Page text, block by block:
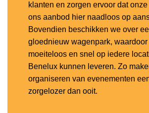
klanten en zorgen ervoor dat
ons aanbod hier naadloos op
Bovendien beschikken we over
gloednieuw wagenpark, waardoor
moeiteloos en snel op iedere
Benelux kunnen leveren. Zo
organiseren van evenementen
zorgelozer dan ooit.